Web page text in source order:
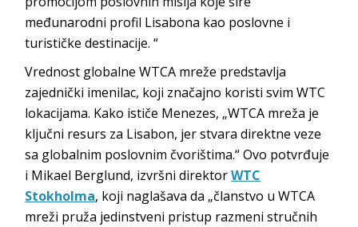
međunarodni profil Lisabona kao poslovne i
turističke destinacije. “
Vrednost globalne WTCA mreže predstavlja
zajednički imenilac, koji značajno koristi svim WTC
lokacijama. Kako ističe Menezes, „WTCA mreža je
ključni resurs za Lisabon, jer stvara direktne veze
sa globalnim poslovnim čvorištima.“ Ovo potvrđuje
i Mikael Berglund, izvršni direktorWTC
Stokholma, koji naglašava da „članstvo u WTCA
mreži pruža jedinstveni pristup razmeni stručnih